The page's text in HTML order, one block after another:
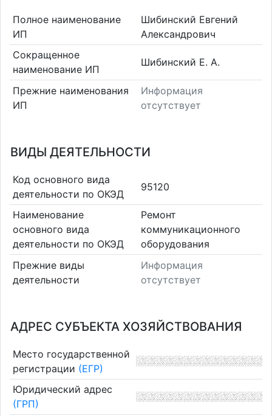
Полное наименование
ИП
Шибинский Евгений
Александрович
Сокращенное
наименование ИП
Шибинский Е. А.
Прежние наименования
ИП
Информация
отсутствует
ВИДЫ ДЕЯТЕЛЬНОСТИ
Код основного вида
деятельности по ОКЭД
95120
Наименование
основного вида
деятельности по ОКЭД
Ремонт
коммуникационного
оборудования
Прежние виды
деятельности
Информация
отсутствует
АДРЕС СУБЪЕКТА ХОЗЯЙСТВОВАНИЯ
Место государственной
регистрации (ЕГР)
Юридический адрес
(ГРП)